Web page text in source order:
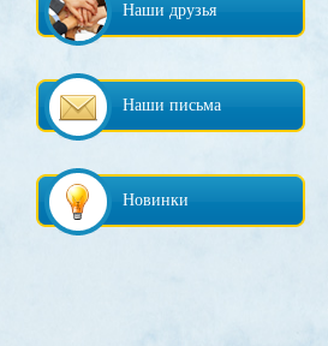
Наши друзья
Наши письма
Новинки